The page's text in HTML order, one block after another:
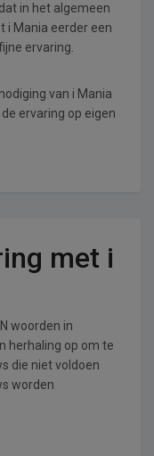
in het algemeen
i Mania eerder een
ervaring.
van i Mania
ervaring op eigen
met i
woorden in
herhaling op om te
die niet voldoen
worden